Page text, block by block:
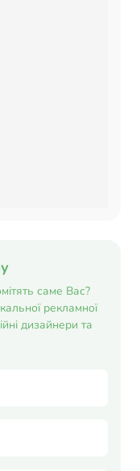
саме Вас?
рекламної
дизайнери та